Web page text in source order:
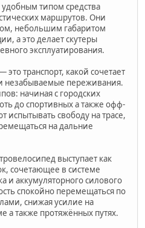
типом средства
маршрутов. Они
небольшим габаритом
а это делает скутеры
эксплуатирования.
транспорт, какой сочетает
незабываемые переживания.
начиная с городских
до спортивных а также офф-
испытывать свободу на трасе,
на дальние
выступает как
сочетающее в системе
и аккумуляторного силового
спокойно перемещаться по
снижая усилие на
а также протяжённых путях.